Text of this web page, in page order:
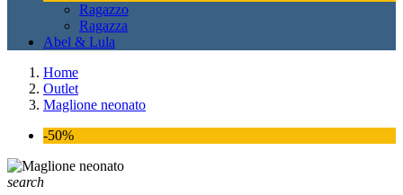
Ragazzo
Ragazza
Abel & Lula
Home
Outlet
Maglione neonato
-50%
search